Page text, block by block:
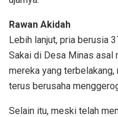
Rawan Akidah
Lebih lanjut, pria berusia
Sakai di Desa Minas asal
mereka yang
terus berusaha
Selain itu, meski telah